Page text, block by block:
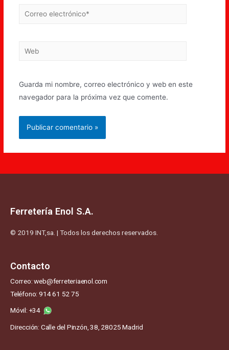
Guarda mi nombre, correo electrónico y web en este
navegador para la próxima vez que comente.
Ferretería Enol S.A.
© 2019 INT,sa. | Todos los derechos reservados.
Contacto
Correo: web@ferreteriaenol.com
Teléfono: 914 61 52 75
Móvil: +34
Dirección: Calle del Pinzón, 38, 28025 Madrid